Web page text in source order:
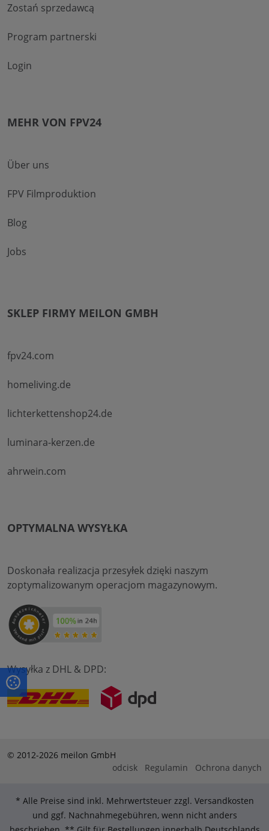
Zostań sprzedawcą
Program partnerski
Login
MEHR VON FPV24
Über uns
FPV Filmproduktion
Blog
Jobs
SKLEP FIRMY MEILON GMBH
fpv24.com
homeliving.de
lichterkettenshop24.de
luminara-kerzen.de
ahrwein.com
OPTYMALNA WYSYŁKA
Doskonała realizacja przesyłek dzięki naszym
zoptymalizowanym operacjom magazynowym.
Wysyłka z DHL & DPD:
© 2012-2026 meilon GmbH
odcisk
Regulamin Ochrona danych
* Alle Preise sind inkl. Mehrwertsteuer zzgl. Versandkosten
und ggf. Nachnahmegebühren, wenn nicht anders